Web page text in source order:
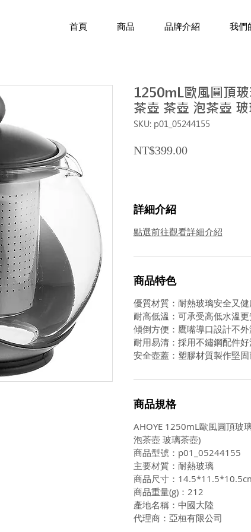
首頁 商品 品牌介紹 我們
1250mL歐風圓頂
茶壺 茶壺 泡茶壺
SKU: p01_05244155
NT$399.00Price
詳細介紹
點選前往觀看詳細介紹
商品特色
優質材質：耐熱玻璃安全又
耐高低溫：可承受高低水溫
傾倒方便：鷹嘴導口設計不外
耐用易清：採用不鏽鋼配件
安全壺蓋：塑膠材質製作堅固
商品規格
AHOYE 1250mL歐風圓頂玻
泡茶壺 玻璃茶壺)
商品型號：p01_05244155
主要材質：耐熱玻璃
商品尺寸：
商品重量(g)：212
產地名稱：中國大陸
代理商：亞桓有限公司